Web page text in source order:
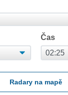
Čas
Radary na mapě